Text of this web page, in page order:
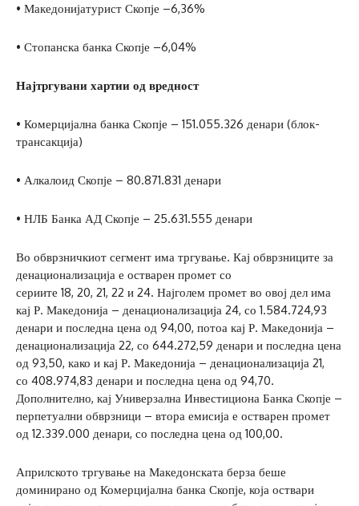
• Македонијатурист Скопје –6,36%
• Стопанска банка Скопје –6,04%
Најтргувани хартии од вредност
• Комерцијална банка Скопје – 151.055.326 денари (блок-
трансакција)
• Алкалоид Скопје – 80.871.831 денари
• НЛБ Банка АД Скопје – 25.631.555 денари
Во обврзничкиот сегмент има тргување. Кај обврзниците за
денационализација е остварен промет со
сериите 18, 20, 21, 22 и 24. Најголем промет во овој дел има
кај Р. Македонија – денационализација 24, со 1.584.724,93
денари и последна цена од 94,00, потоа кај Р. Македонија –
денационализација 22, со 644.272,59 денари и последна цена
од 93,50, како и кај Р. Македонија – денационализација 21,
со 408.974,83 денари и последна цена од 94,70.
Дополнително, кај Универзална Инвестициона Банка Скопје –
перпетуални обврзници – втора емисија е остварен промет
од 12.339.000 денари, со последна цена од 100,00.
Априлското тргување на Македонската берза беше
доминирано од Комерцијална банка Скопје, која оствари